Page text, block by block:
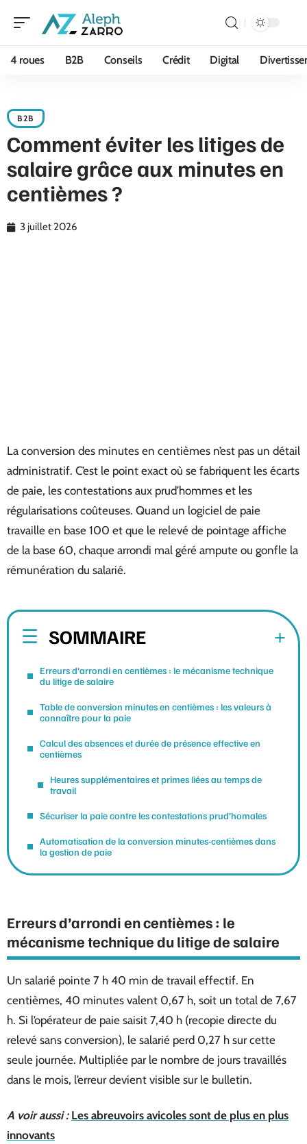
4 roues B2B Conseils Crédit Digital
B2B
Comment éviter les litiges de
salaire grâce aux minutes en
centièmes ?
3 juillet 2026
La conversion des minutes en centièmes n’est pas un détail
administratif. C’est le point exact où se fabriquent les écarts
de paie, les contestations aux prud’hommes et les
régularisations coûteuses. Quand un logiciel de paie
travaille en base 100 et que le relevé de pointage affiche
de la base 60, chaque arrondi mal géré ampute ou gonfle la
rémunération du salarié.
SOMMAIRE
Erreurs d’arrondi en centièmes : le mécanisme technique
du litige de salaire
Table de conversion minutes en centièmes : les valeurs à
connaître pour la paie
Calcul des absences et durée de présence effective en
centièmes
Heures supplémentaires et primes liées au temps de
travail
Sécuriser la paie contre les contestations prud’homales
Automatisation de la conversion minutes-centièmes dans
la gestion de paie
Erreurs d’arrondi en centièmes : le
mécanisme technique du litige de salaire
Un salarié pointe 7 h 40 min de travail effectif. En
centièmes, 40 minutes valent 0,67 h, soit un total de 7,67
h. Si l’opérateur de paie saisit 7,40 h (recopie directe du
relevé sans conversion), le salarié perd 0,27 h sur cette
seule journée. Multipliée par le nombre de jours travaillés
dans le mois, l’erreur devient visible sur le bulletin.
A voir aussi : Les abreuvoirs avicoles sont de plus en plus
innovants